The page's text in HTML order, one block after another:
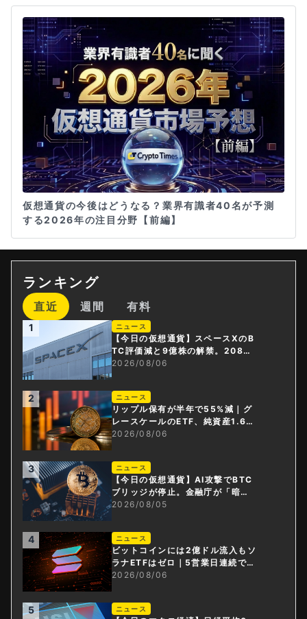
仮想通貨の今後はどうなる？業界有識者40名が予測
する2026年の注目分野【前編】
ランキング
直近 週間 有料
1 ニュース
【今日の仮想通貨】スペースXのB
TC評価減と9億株の解禁。208億
円相当のBTCが盗難
2026/08/06
2 ニュース
リップル保有が半年で55%減｜グ
レースケールのETF、純資産1.6億
ドル減
2026/08/06
3 ニュース
【今日の仮想通貨】AI攻撃でBTC
ブリッジが停止。金融庁が「暗号
資産・ステーブルコイン課」新設
2026/08/05
4 ニュース
ビットコインには2億ドル流入もソ
ラナETFはゼロ｜5営業日連続で停
止
2026/08/06
5 ニュース